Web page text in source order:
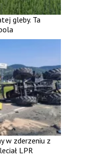
gleby. Ta
w zderzeniu z
LPR